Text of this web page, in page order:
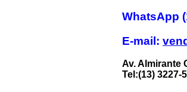
WhatsApp
E-mail:
Av. Almirante
Tel:(13) 3227-